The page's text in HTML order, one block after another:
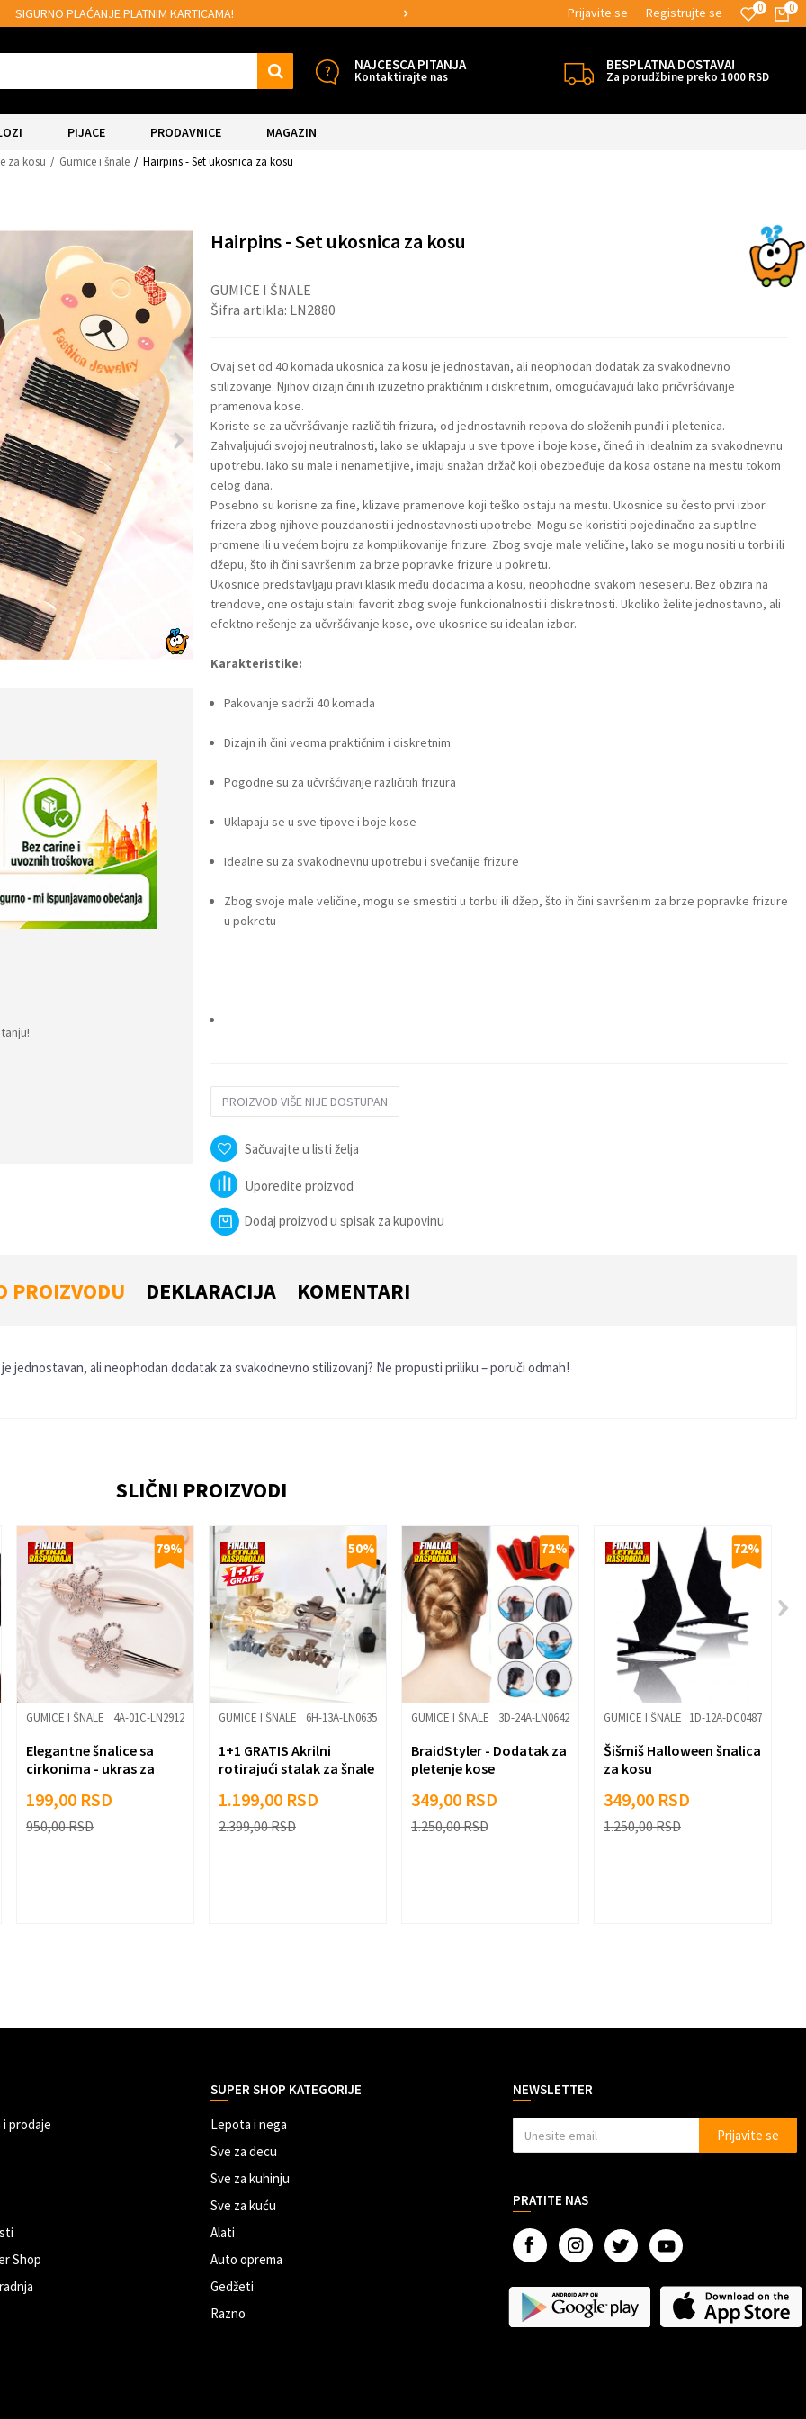
MOGUĆNOST BESPLATNE ISPORUKE! MOGUĆNOST ISPORUKE ZA 24H! 0
0
Prijavite se Registrujte se
NAJCESCA PITANJA
Kontaktirajte nas
BESPLATNA DOSTAVA!
Za porudžbine preko 1000 RSD
PIJACE PRODAVNICE MAGAZIN
za kosu Gumice i šnale Hairpins - Set ukosnica za kosu
Hairpins - Set ukosnica za kosu
GUMICE I ŠNALE
Šifra artikla: LN2880
Ovaj set od 40 komada ukosnica za kosu je jednostavan, ali neophodan dodatak za svakodnevno
stilizovanje. Njihov dizajn čini ih izuzetno praktičnim i diskretnim, omogućavajući lako pričvršćivanje
pramenova kose.
Koriste se za učvršćivanje različitih frizura, od jednostavnih repova do složenih punđi i pletenica.
Zahvaljujući svojoj neutralnosti, lako se uklapaju u sve tipove i boje kose, čineći ih idealnim za svakodnevnu
upotrebu. Iako su male i nenametljive, imaju snažan držač koji obezbeđuje da kosa ostane na mestu tokom
celog dana.
Posebno su korisne za fine, klizave pramenove koji teško ostaju na mestu. Ukosnice su često prvi izbor
frizera zbog njihove pouzdanosti i jednostavnosti upotrebe. Mogu se koristiti pojedinačno za suptilne
promene ili u većem bojru za komplikovanije frizure. Zbog svoje male veličine, lako se mogu nositi u torbi ili
džepu, što ih čini savršenim za brze popravke frizure u pokretu.
Ukosnice predstavljaju pravi klasik među dodacima a kosu, neophodne svakom neseseru. Bez obzira na
trendove, one ostaju stalni favorit zbog svoje funkcionalnosti i diskretnosti. Ukoliko želite jednostavno, ali
efektno rešenje za učvršćivanje kose, ove ukosnice su idealan izbor.
Karakteristike:
Pakovanje sadrži 40 komada
Dizajn ih čini veoma praktičnim i diskretnim
Pogodne su za učvršćivanje različitih frizura
Uklapaju se u sve tipove i boje kose
Idealne su za svakodnevnu upotrebu i svečanije frizure
Zbog svoje male veličine, mogu se smestiti u torbu ili džep, što ih čini savršenim za brze popravke frizure
u pokretu
PROIZVOD VIŠE NIJE DOSTUPAN
Sačuvajte u listi želja
Uporedite proizvod
Dodaj proizvod u spisak za kupovinu
PROIZVODU DEKLARACIJA KOMENTARI
jednostavan, ali neophodan dodatak za svakodnevno stilizovanj? Ne propusti priliku – poruči odmah!
je 9 - 4 :
SLIČNI PROIZVODI
79%
GUMICE I ŠNALE 4A-01C-LN2912
Elegantne šnalice sa
cirkonima - ukras za
199,00 RSD
950,00RSD
50%
GUMICE I ŠNALE 6H-13A-LN0635
1+1 GRATIS Akrilni
rotirajući stalak za šnale
1.199,00 RSD
2.399,00RSD
72%
GUMICE I ŠNALE 3D-24A-LN0642
BraidStyler - Dodatak za
pletenje kose
349,00 RSD
1.250,00RSD
72%
GUMICE I ŠNALE 1D-12A-DC0487
Šišmiš Halloween šnalica
za kosu
349,00 RSD
1.250,00RSD
i prodaje
Shop
SUPER SHOP KATEGORIJE
Lepota i nega
Sve za decu
Sve za kuhinju
Sve za kuću
Alati
Auto oprema
Gedžeti
Razno
NEWSLETTER
Prijavite se
PRATITE NAS